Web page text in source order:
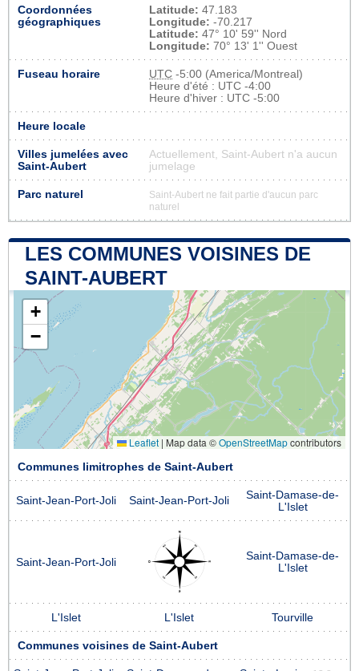
Coordonnées
géographiques
Latitude: 47.183
Longitude: -70.217
Latitude: 47° 10' 59'' Nord
Longitude: 70° 13' 1'' Ouest
Fuseau horaire UTC -5:00 (America/Montreal)
Heure d'été : UTC -4:00
Heure d'hiver : UTC -5:00
Heure locale
Villes jumelées avec
Saint-Aubert
Actuellement, Saint-Aubert n'a aucun
jumelage
Parc naturel
Saint-Aubert ne fait partie d'aucun parc
naturel
LES COMMUNES VOISINES DE
SAINT-AUBERT
+
−
Leaflet | Map data ©OpenStreetMapcontributors
Communes limitrophes de Saint-Aubert
Saint-Jean-Port-Joli Saint-Jean-Port-Joli
Saint-Damase-de-
L'Islet
Saint-Jean-Port-Joli
Saint-Damase-de-
L'Islet
L'Islet L'Islet Tourville
Communes voisines de Saint-Aubert